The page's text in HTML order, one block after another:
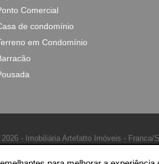
Comercial
de condomínio
em Condomínio
- Imobiliária Artefatto Imóveis - Franca/